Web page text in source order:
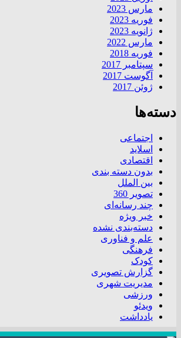
مارس 2023
فوریه 2023
ژانویه 2023
مارس 2022
فوریه 2018
سپتامبر 2017
آگوست 2017
ژوئن 2017
دسته‌ها
اجتماعی
اسلاید
اقتصادی
بدون دسته بندی
بین الملل
تصویر 360
چند رسانه‌ای
خبر ویژه
دسته‌بندی نشده
علم و فناوری
فرهنگی
کودک
گزارش تصویری
مدیریت شهری
ورزشی
ویدئو
یادداشت